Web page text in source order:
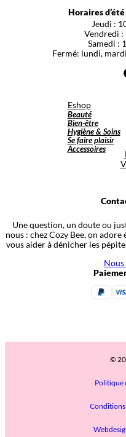
Horaires
Jeudi :
Vendredi :
Samedi :
Fermé: lundi,
Eshop
Beauté
Bien-être
Hygiène & Soins
Se faire plaisir
Accessoires
Une question, un doute ou
nous : chez Cozy Bee, on
vous aider à dénicher les
©
Politique
Conditions